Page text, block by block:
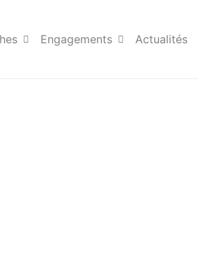
Engagements Actualités